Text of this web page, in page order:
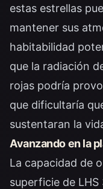
estas estrellas
mantener sus
habitabilidad
que la radiación
rojas podría
que dificultaría
sustentaran la
Avanzando en la
La capacidad de
superficie de